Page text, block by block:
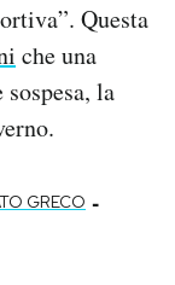
Questa
che una
la
GRECO -